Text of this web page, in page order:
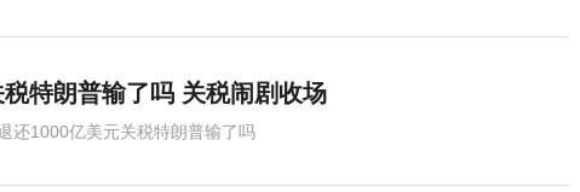
特朗普输了吗 关税闹剧收场
还1000亿美元关税特朗普输了吗